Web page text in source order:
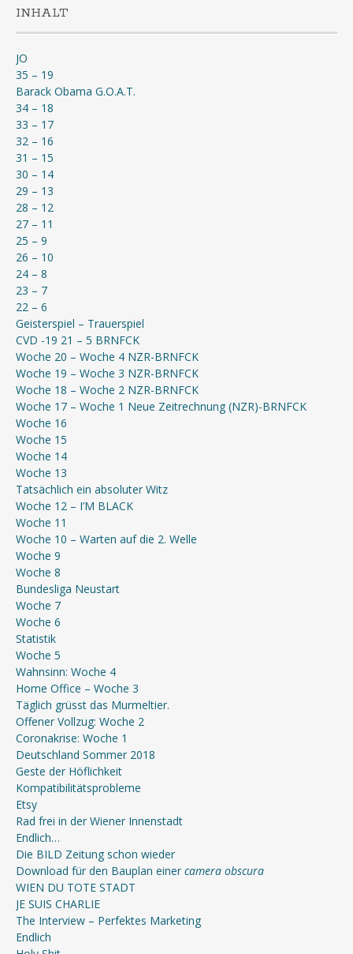
INHALT
JO
35 – 19
Barack Obama G.O.A.T.
34 – 18
33 – 17
32 – 16
31 – 15
30 – 14
29 – 13
28 – 12
27 – 11
25 – 9
26 – 10
24 – 8
23 – 7
22 – 6
Geisterspiel – Trauerspiel
CVD -19 21 – 5 BRNFCK
Woche 20 – Woche 4 NZR-BRNFCK
Woche 19 – Woche 3 NZR-BRNFCK
Woche 18 – Woche 2 NZR-BRNFCK
Woche 17 – Woche 1 Neue Zeitrechnung (NZR)-BRNFCK
Woche 16
Woche 15
Woche 14
Woche 13
Tatsächlich ein absoluter Witz
Woche 12 – I’M BLACK
Woche 11
Woche 10 – Warten auf die 2. Welle
Woche 9
Woche 8
Bundesliga Neustart
Woche 7
Woche 6
Statistik
Woche 5
Wahnsinn: Woche 4
Home Office – Woche 3
Täglich grüsst das Murmeltier.
Offener Vollzug: Woche 2
Coronakrise: Woche 1
Deutschland Sommer 2018
Geste der Höflichkeit
Kompatibilitätsprobleme
Etsy
Rad frei in der Wiener Innenstadt
Endlich…
Die BILD Zeitung schon wieder
Download für den Bauplan einer camera obscura
WIEN DU TOTE STADT
JE SUIS CHARLIE
The Interview – Perfektes Marketing
Endlich